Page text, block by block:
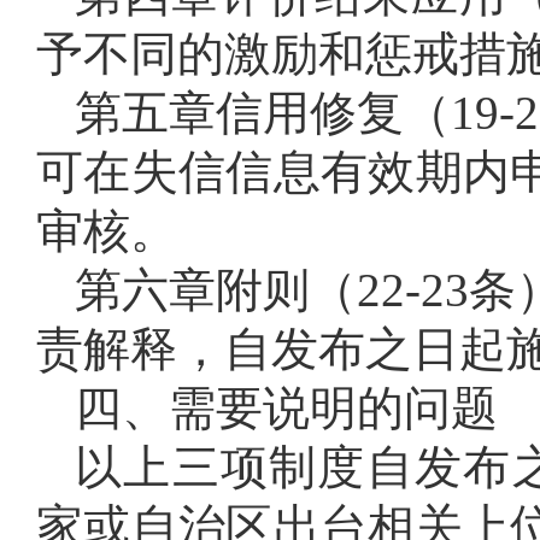
予不同的激励和惩戒措
第五章信用修复（19-
可在失信信息有效期内
审核。
第六章附则（22-23
责解释，自发布之日起
四、需要说明的问题
以上三项制度自发布
家或自治区出台相关上